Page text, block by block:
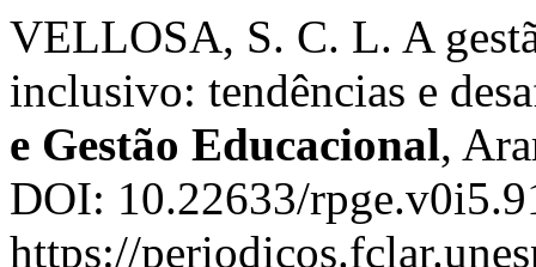
VELLOSA, S. C. L. A
inclusivo: tendências e
e Gestão Educacional,
DOI: 10.22633/
https://